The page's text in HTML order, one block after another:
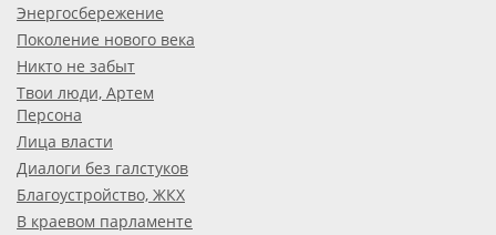
Энергосбережение
Поколение нового века
Никто не забыт
Твои люди, Артем
Персона
Лица власти
Диалоги без галстуков
Благоустройство, ЖКХ
В краевом парламенте